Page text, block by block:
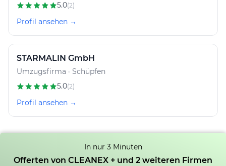
5.0(2)
Profil ansehen →
STARMALIN GmbH
Umzugsfirma · Schüpfen
5.0(2)
Profil ansehen →
In nur 3 Minuten
Offerten von CLEANEX + und 2 weiteren Firmen